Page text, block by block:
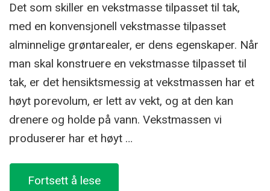
Det som skiller en vekstmasse tilpasset til tak,
med en konvensjonell vekstmasse tilpasset
alminnelige grøntarealer, er dens egenskaper. Når
man skal konstruere en vekstmasse tilpasset til
tak, er det hensiktsmessig at vekstmassen har et
høyt porevolum, er lett av vekt, og at den kan
drenere og holde på vann. Vekstmassen vi
produserer har et høyt …
Fortsett å lese«LOD